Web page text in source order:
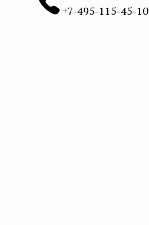
+7-495-115-45-10